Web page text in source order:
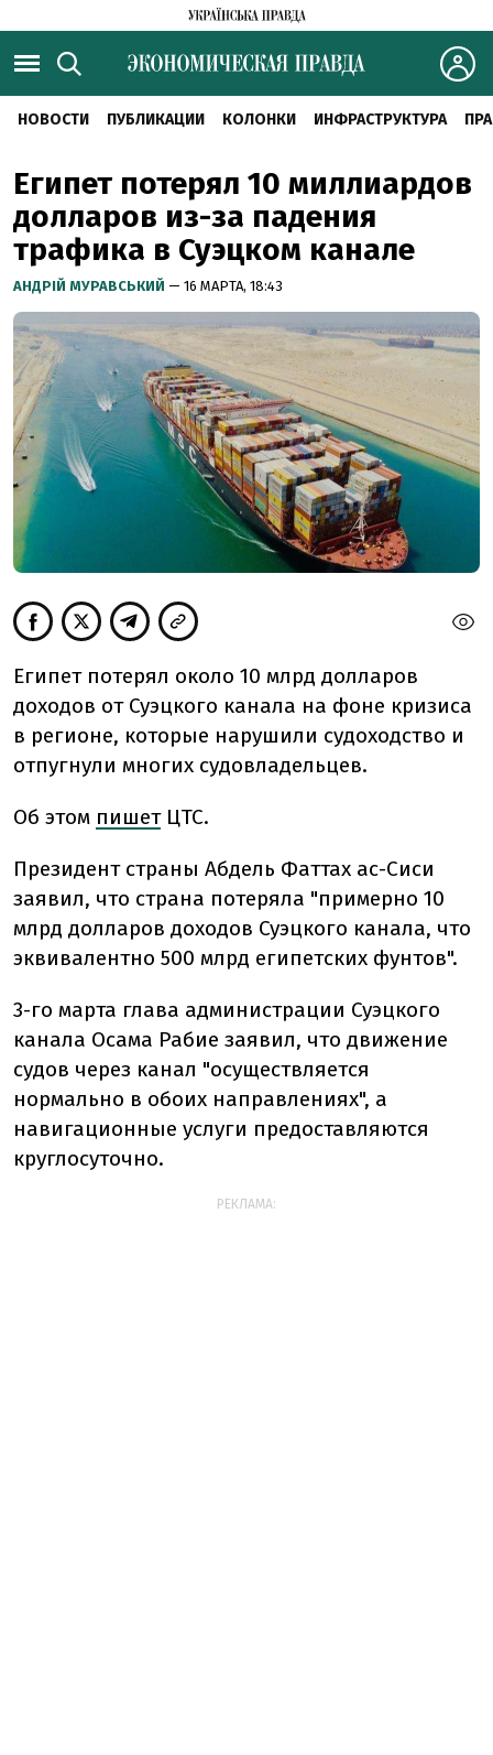
НОВОСТИ ПУБЛИКАЦИИ КОЛОНКИ ИНФРАСТРУКТУРА
Египет потерял 10 миллиардов
долларов из-за падения
трафика в Суэцком канале
АНДРІЙ МУРАВСЬКИЙ — 16 МАРТА, 18:43
Египет потерял около 10 млрд долларов
доходов от Суэцкого канала на фоне кризиса
в регионе, которые нарушили судоходство и
отпугнули многих судовладельцев.
Об этом пишет ЦТС.
Президент страны Абдель Фаттах ас-Сиси
заявил, что страна потеряла "примерно 10
млрд долларов доходов Суэцкого канала, что
эквивалентно 500 млрд египетских фунтов".
3-го марта глава администрации Суэцкого
канала Осама Рабие заявил, что движение
судов через канал "осуществляется
нормально в обоих направлениях", а
навигационные услуги предоставляются
круглосуточно.
РЕКЛАМА: